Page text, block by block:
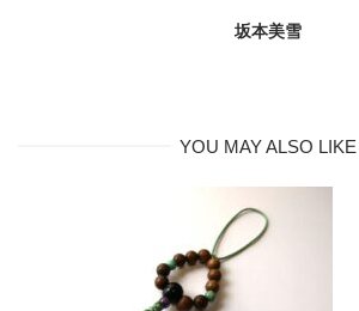
坂本美雪
YOU MAY ALSO LIKE